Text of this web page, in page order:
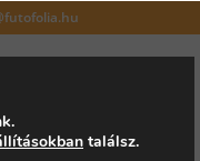
találsz.